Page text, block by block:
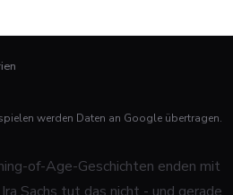
werden Daten an Google übertragen.
of-Age-Geschichten enden mit